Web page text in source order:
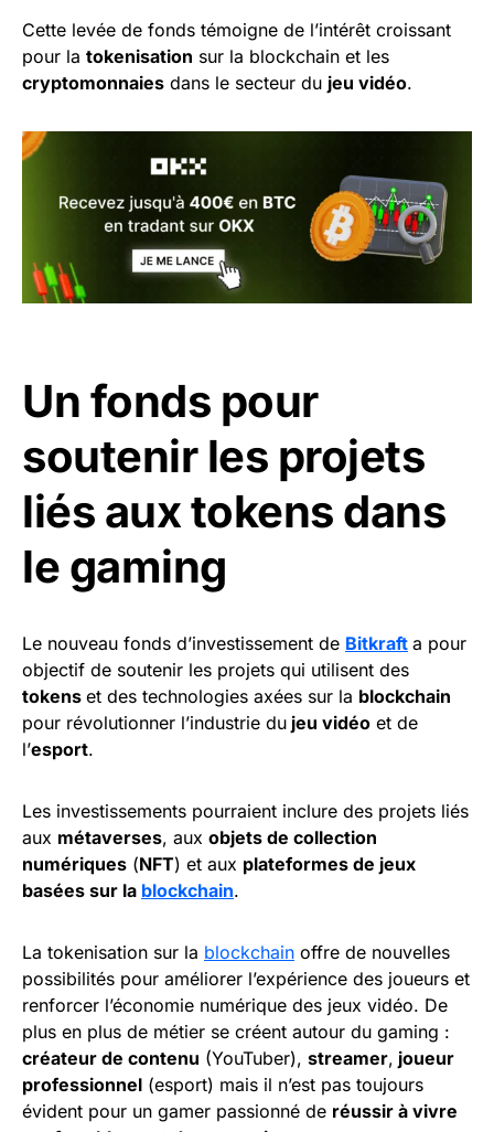
Cette levée de fonds témoigne de l’intérêt croissant
pour la tokenisation sur la blockchain et les
cryptomonnaies dans le secteur du jeu vidéo.
Un fonds pour
soutenir les projets
liés aux tokens dans
le gaming
Le nouveau fonds d’investissement de Bitkraft a pour
objectif de soutenir les projets qui utilisent des
tokens et des technologies axées sur la blockchain
pour révolutionner l’industrie du jeu vidéo et de
l’esport.
Les investissements pourraient inclure des projets liés
aux métaverses, aux objets de collection
numériques (NFT) et aux plateformes de jeux
basées sur la blockchain.
La tokenisation sur la blockchain offre de nouvelles
possibilités pour améliorer l’expérience des joueurs et
renforcer l’économie numérique des jeux vidéo. De
plus en plus de métier se créent autour du gaming :
créateur de contenu (YouTuber), streamer, joueur
professionnel (esport) mais il n’est pas toujours
évident pour un gamer passionné de réussir à vivre